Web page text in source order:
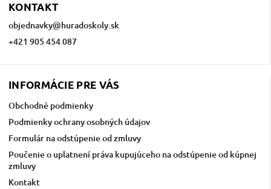
KONTAKT
objednavky@huradoskoly.sk
+421 905 454 087
INFORMÁCIE PRE VÁS
Obchodné podmienky
Podmienky ochrany osobných údajov
Formulár na odstúpenie od zmluvy
Poučenie o uplatnení práva kupujúceho na odstúpenie od kúpnej
zmluvy
Kontakt